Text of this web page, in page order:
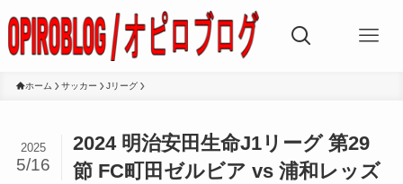
ホーム サッカー Jリーグ
2024 明治安田生命J1リーグ 第29
節 FC町田ゼルビア vs 浦和レッズ
2025
5/16